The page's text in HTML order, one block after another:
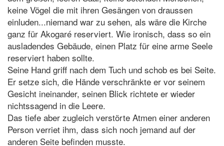
keine Vögel die mit ihren Gesängen von draussen
einluden...niemand war zu sehen, als wäre die Kirche
ganz für Akogaré reserviert. Wie ironisch, dass so ein
ausladendes Gebäude, einen Platz für eine arme Seele
reserviert haben sollte.
Seine Hand griff nach dem Tuch und schob es bei Seite.
Er setze sich, die Hände verschränkte er vor seinem
Gesicht ineinander, seinen Blick richtete er wieder
nichtssagend in die Leere.
Das tiefe aber zugleich verstörte Atmen einer anderen
Person verriet ihm, dass sich noch jemand auf der
anderen Seite befinden musste.